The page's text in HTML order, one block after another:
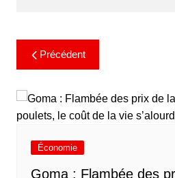
Précédent
Économie
Goma : Flambée des